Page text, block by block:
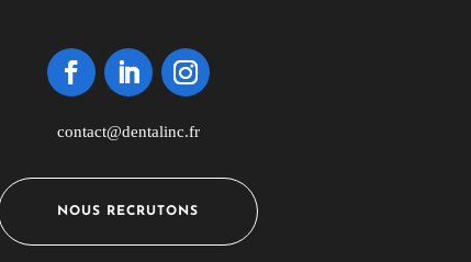
contact@dentalinc.fr
NOUS RECRUTONS